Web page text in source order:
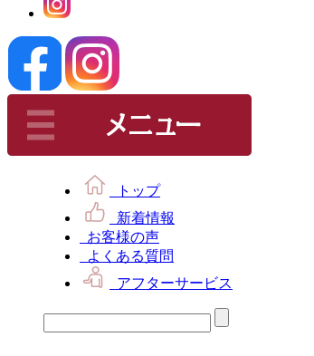
トップ
新着情報
お客様の声
よくある質問
アフターサービス